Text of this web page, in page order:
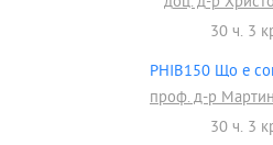
30 ч. 3
PHIB150 Що е
проф. д-р
30 ч. 3